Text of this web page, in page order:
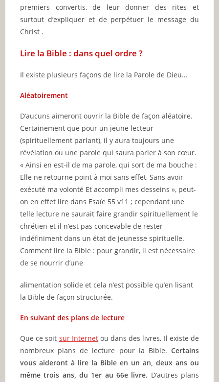
premiers convertis, de leur donner des rites et
surtout d’expliquer et de perpétuer le message du
Christ .
Lire la Bible : dans quel ordre ?
Il existe plusieurs façons de lire la Parole de Dieu…
Aléatoirement
D’aucuns aimeront ouvrir la Bible de façon aléatoire.
Certainement que pour un jeune lecteur
(spirituellement parlant), il y aura toujours une
révélation ou une parole qui saura parler à son cœur.
« Ainsi en est-il de ma parole, qui sort de ma bouche :
Elle ne retourne point à moi sans effet, Sans avoir
exécuté ma volonté Et accompli mes desseins », peut-
on en effet lire dans Esaïe 55 v11 ; cependant une
telle lecture ne saurait faire grandir spirituellement le
chrétien et il n’est pas concevable de rester
indéfiniment dans un état de jeunesse spirituelle.
Comment lire la Bible : pour grandir, il est nécessaire
de se nourrir d’une
alimentation solide et cela n’est possible qu’en lisant
la Bible de façon structurée.
En suivant des plans de lecture
Que ce soit sur Internetou dans des livres, Il existe de
nombreux plans de lecture pour la Bible. Certains
vous aideront à lire la Bible en un an, deux ans ou
même trois ans, du 1er au 66e livre. D’autres plans